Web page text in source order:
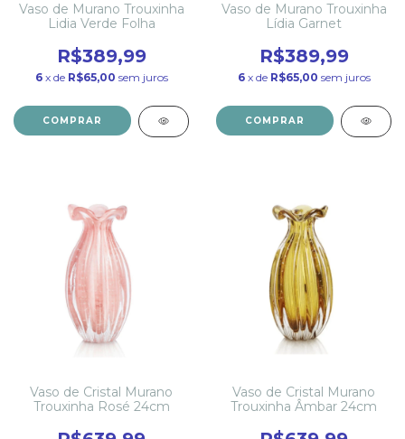
Vaso de Murano Trouxinha
Lidia Verde Folha
R$389,99
6 x de R$65,00 sem juros
COMPRAR
Vaso de Murano Trouxinha
Lídia Garnet
R$389,99
6 x de R$65,00 sem juros
COMPRAR
Vaso de Cristal Murano
Trouxinha Rosé 24cm
Vaso de Cristal Murano
Trouxinha Âmbar 24cm